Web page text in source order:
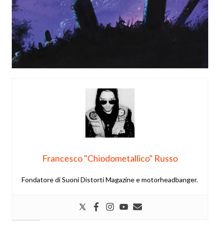
Francesco "Chiodometallico" Russo
Fondatore di Suoni Distorti Magazine e motorheadbanger.